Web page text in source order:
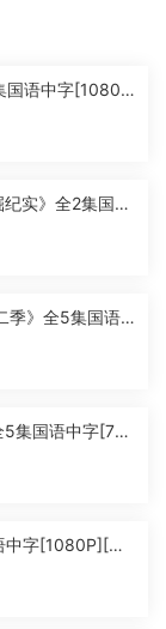
国语中字[1080
实》全2集国语
季》全5集国语
集国语中字[720
字[1080P][MP